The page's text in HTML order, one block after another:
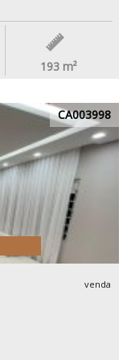
193 m²
CA003998
venda